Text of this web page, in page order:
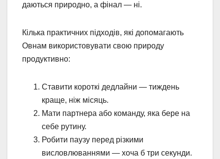
даються природно, а фінал — ні.
Кілька практичних підходів, які допомагають
Овнам використовувати свою природу
продуктивно:
Ставити короткі дедлайни — тиждень
краще, ніж місяць.
Мати партнера або команду, яка бере на
себе рутину.
Робити паузу перед різкими
висловлюваннями — хоча б три секунди.